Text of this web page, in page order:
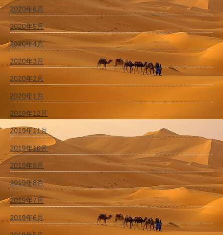
2020年6月
2020年5月
2020年4月
2020年3月
2020年2月
2020年1月
2019年12月
2019年11月
2019年10月
2019年9月
2019年8月
2019年7月
2019年6月